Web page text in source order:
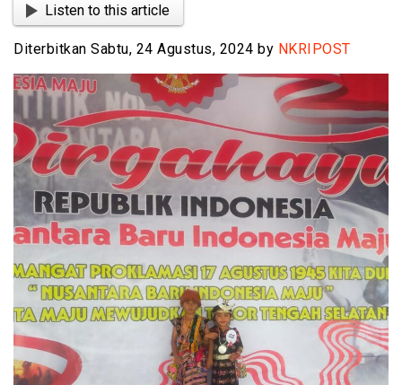
Listen to this article
Diterbitkan Sabtu, 24 Agustus, 2024 by NKRIPOST